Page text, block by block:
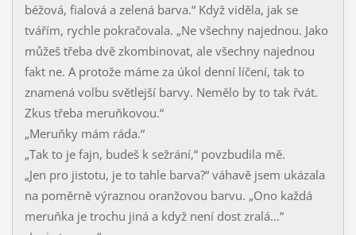
béžová, fialová a zelená barva.“ Když viděla, jak se
tvářím, rychle pokračovala. „Ne všechny najednou. Jako
můžeš třeba dvě zkombinovat, ale všechny najednou
fakt ne. A protože máme za úkol denní líčení, tak to
znamená volbu světlejší barvy. Nemělo by to tak řvát.
Zkus třeba meruňkovou.“
„Meruňky mám ráda.“
„Tak to je fajn, budeš k sežrání,“ povzbudila mě.
„Jen pro jistotu, je to tahle barva?“ váhavě jsem ukázala
na poměrně výraznou oranžovou barvu. „Ono každá
meruňka je trochu jiná a když není dost zralá…“